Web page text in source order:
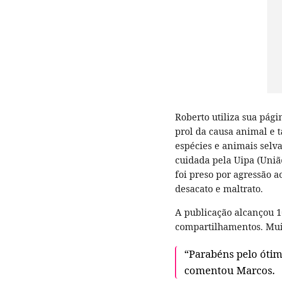
Roberto utiliza sua
prol da causa animal e
espécies e animais
cuidada pela Uipa
foi preso por agressão
desacato e maltrato.
A publicação alcançou
compartilhamentos.
“Parabéns pelo
comentou Marcos.